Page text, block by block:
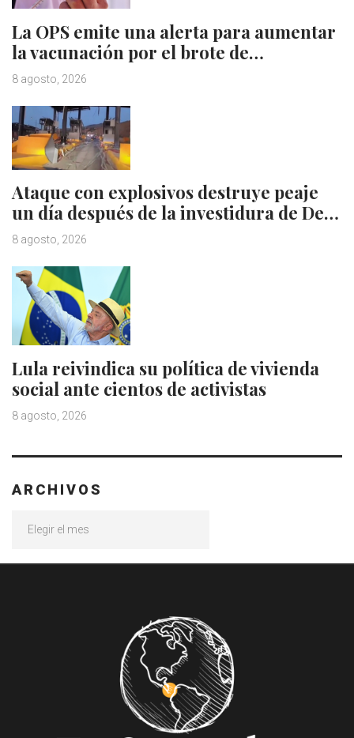
La OPS emite una alerta para aumentar
la vacunación por el brote de…
8 agosto, 2026
Ataque con explosivos destruye peaje
un día después de la investidura de De…
8 agosto, 2026
Lula reivindica su política de vivienda
social ante cientos de activistas
8 agosto, 2026
ARCHIVOS